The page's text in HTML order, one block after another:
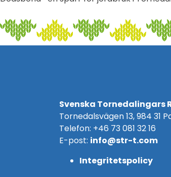
Svenska Tornedalingars
Tornedalsvägen 13, 984 31
Telefon: +46 73 081 32 16
E-post: info@str-t.com
Integritetspolicy